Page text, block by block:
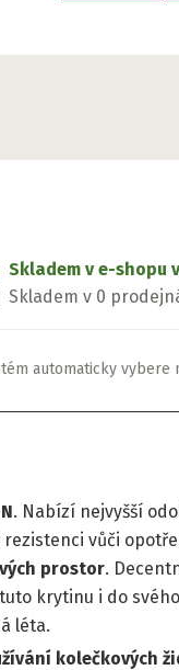
Skladem v e-shopu
Skladem v 0
automaticky vybere
. Nabízí nejvyšší
vůči
prostor.
krytinu i do
léta.
kolečkových